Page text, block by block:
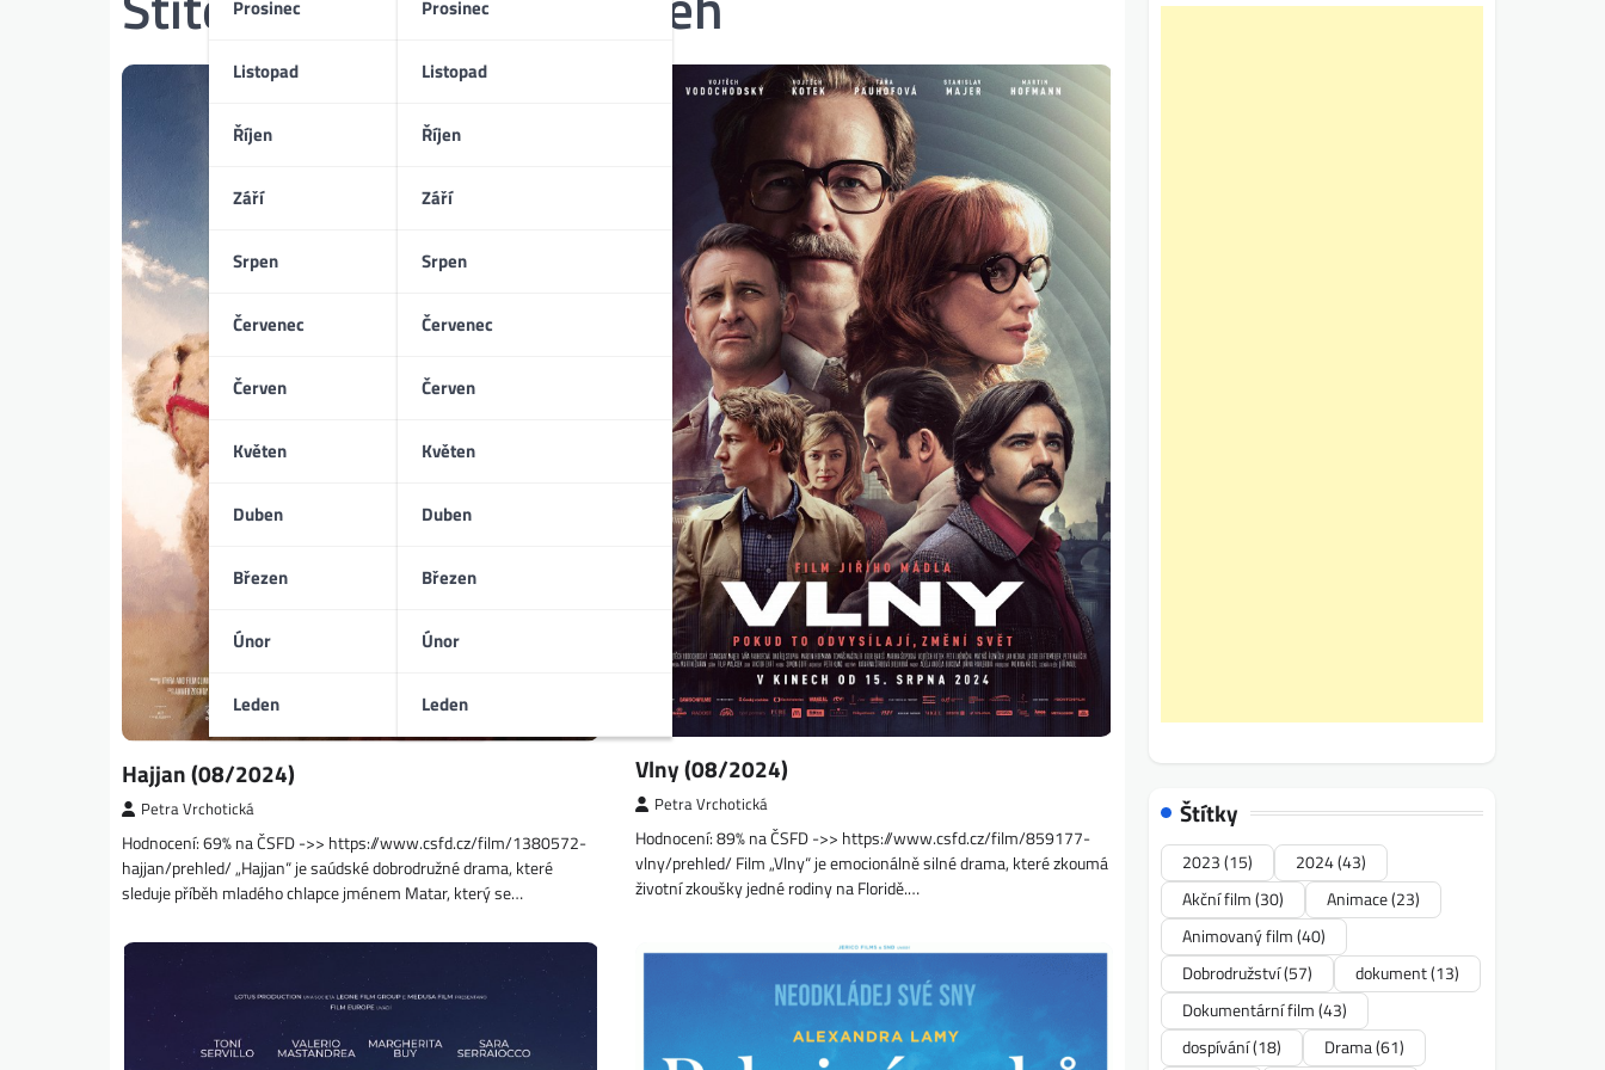
Prosinec
Listopad
Říjen
Září
Srpen
Červenec
Červen
Květen
Duben
Březen
Únor
Leden
Prosinec
Listopad
Říjen
Září
Srpen
Červenec
Červen
Květen
Duben
Březen
Únor
Leden
Hajjan (08/2024)
Petra Vrchotická
Hodnocení: 69% na ČSFD ->> https://www.csfd.cz/film/1380572-
hajjan/prehled/ „Hajjan“ je saúdské dobrodružné drama, které
sleduje příběh mladého chlapce jménem Matar, který se…
Vlny (08/2024)
Petra Vrchotická
Hodnocení: 89% na ČSFD ->> https://www.csfd.cz/film/859177-
vlny/prehled/ Film „Vlny“ je emocionálně silné drama, které zkoumá
životní zkoušky jedné rodiny na Floridě.…
Štítky
2023(15) 2024(43)
Akční film(30) Animace(23)
Animovaný film(40)
Dobrodružství(57) dokument(13)
Dokumentární film(43)
dospívání(18) Drama(61)